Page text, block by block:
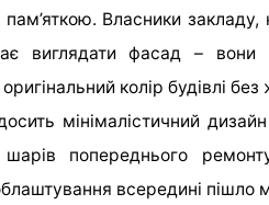
пам’яткою. Власники
виглядати фасад – вони
колір будівлі
мінімалістичний
попереднього
всередині пішло